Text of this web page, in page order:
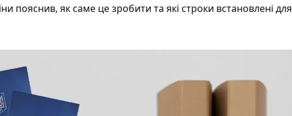
пояснив, як саме це зробити та які строки встановлені для